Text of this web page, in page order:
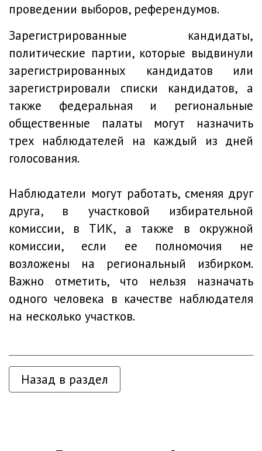
проведении выборов, референдумов.
Зарегистрированные кандидаты,
политические партии, которые выдвинули
зарегистрированных кандидатов или
зарегистрировали списки кандидатов, а
также федеральная и региональные
общественные палаты могут назначить
трех наблюдателей на каждый из дней
голосования.
Наблюдатели могут работать, сменяя друг
друга, в участковой избирательной
комиссии, в ТИК, а также в окружной
комиссии, если ее полномочия не
возложены на региональный избирком.
Важно отметить, что нельзя назначать
одного человека в качестве наблюдателя
на несколько участков.
Назад в раздел